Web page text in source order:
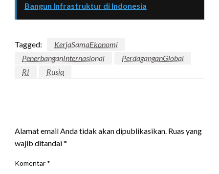
Bangun Infrastruktur di Indonesia
Tagged:
KerjaSamaEkonomi
PenerbanganInternasional
PerdaganganGlobal
RI
Rusia
Alamat email Anda tidak akan dipublikasikan. Ruas yang
wajib ditandai*
Komentar *